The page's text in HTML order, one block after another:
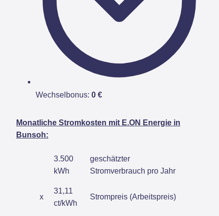
Wechselbonus: 0 €
Monatliche Stromkosten mit E.ON Energie in
Bunsoh:
3.500
kWh
geschätzter
Stromverbrauch pro Jahr
x
31,11
ct/kWh
Strompreis (Arbeitspreis)